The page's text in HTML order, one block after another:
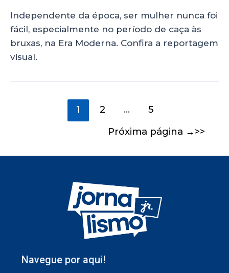
Independente da época, ser mulher nunca foi
fácil, especialmente no período de caça às
bruxas, na Era Moderna. Confira a reportagem
visual.
1 2 …
5
Próxima página →
Navegue por aqui!